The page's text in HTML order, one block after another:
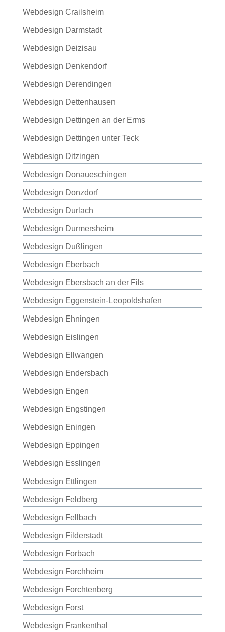
Webdesign Crailsheim
Webdesign Darmstadt
Webdesign Deizisau
Webdesign Denkendorf
Webdesign Derendingen
Webdesign Dettenhausen
Webdesign Dettingen an der Erms
Webdesign Dettingen unter Teck
Webdesign Ditzingen
Webdesign Donaueschingen
Webdesign Donzdorf
Webdesign Durlach
Webdesign Durmersheim
Webdesign Dußlingen
Webdesign Eberbach
Webdesign Ebersbach an der Fils
Webdesign Eggenstein-Leopoldshafen
Webdesign Ehningen
Webdesign Eislingen
Webdesign Ellwangen
Webdesign Endersbach
Webdesign Engen
Webdesign Engstingen
Webdesign Eningen
Webdesign Eppingen
Webdesign Esslingen
Webdesign Ettlingen
Webdesign Feldberg
Webdesign Fellbach
Webdesign Filderstadt
Webdesign Forbach
Webdesign Forchheim
Webdesign Forchtenberg
Webdesign Forst
Webdesign Frankenthal